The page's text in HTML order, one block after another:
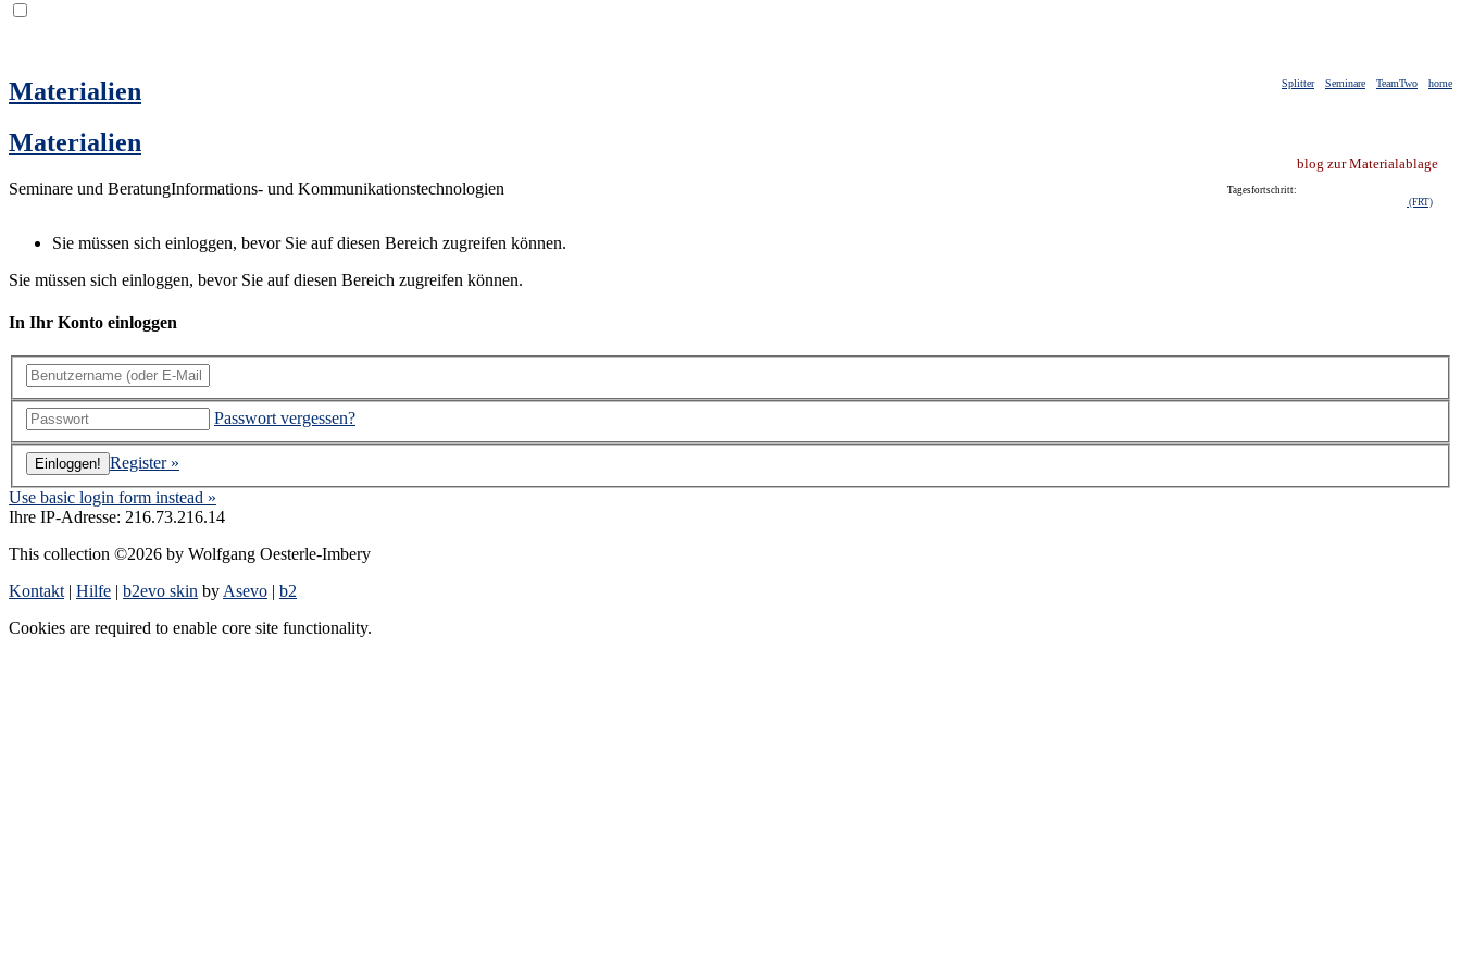
Splitter Seminare TeamTwo home
Materialien
Materialien
blog zur Materialablage
Seminare und BeratungInformations- und Kommunikationstechnologien
Tagesfortschritt:
(FRT)
Sie müssen sich einloggen, bevor Sie auf diesen Bereich zugreifen können.
Sie müssen sich einloggen, bevor Sie auf diesen Bereich zugreifen können.
In Ihr Konto einloggen
Passwort vergessen?
Register »
Use basic login form instead »
Ihre IP-Adresse: 216.73.216.14
This collection ©2026 by Wolfgang Oesterle-Imbery
Kontakt | Hilfe | b2evo skin by Asevo | b2
Cookies are required to enable core site functionality.